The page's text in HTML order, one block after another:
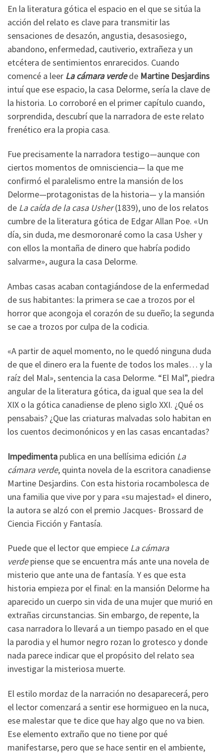
En la literatura gótica el espacio en el que se sitúa la
acción del relato es clave para transmitir las
sensaciones de desazón, angustia, desasosiego,
abandono, enfermedad, cautiverio, extrañeza y un
etcétera de sentimientos enrarecidos. Cuando
comencé a leer La cámara verdede Martine Desjardins
intuí que ese espacio, la casa Delorme, sería la clave de
la historia. Lo corroboré en el primer capítulo cuando,
sorprendida, descubrí que la narradora de este relato
frenético era la propia casa.
Fue precisamente la narradora testigo—aunque con
ciertos momentos de omnisciencia— la que me
confirmó el paralelismo entre la mansión de los
Delorme—protagonistas de la historia— y la mansión
de La caída de la casa Usher(1839), uno de los relatos
cumbre de la literatura gótica de Edgar Allan Poe. «Un
día, sin duda, me desmoronaré como la casa Usher y
con ellos la montaña de dinero que habría podido
salvarme», augura la casa Delorme.
Ambas casas acaban contagiándose de la enfermedad
de sus habitantes: la primera se cae a trozos por el
horror que acongoja el corazón de su dueño; la segunda
se cae a trozos por culpa de la codicia.
«A partir de aquel momento, no le quedó ninguna duda
de que el dinero era la fuente de todos los males… y la
raíz del Mal», sentencia la casa Delorme. “El Mal”, piedra
angular de la literatura gótica, da igual que sea la del
XIX o la gótica canadiense de pleno siglo XXI. ¿Qué os
pensabais? ¿Que las criaturas malvadas solo habitan en
los cuentos decimonónicos y en las casas encantadas?
Impedimenta publica en una bellísima edición La
cámara verde, quinta novela de la escritora canadiense
Martine Desjardins. Con esta historia rocambolesca de
una familia que vive por y para «su majestad» el dinero,
la autora se alzó con el premio Jacques- Brossard de
Ciencia Ficción y Fantasía.
Puede que el lector que empiece La cámara
verdepiense que se encuentra más ante una novela de
misterio que ante una de fantasía. Y es que esta
historia empieza por el final: en la mansión Delorme ha
aparecido un cuerpo sin vida de una mujer que murió en
extrañas circunstancias. Sin embargo, de repente, la
casa narradora lo llevará a un tiempo pasado en el que
la parodia y el humor negro rozan lo grotesco y donde
nada parece indicar que el propósito del relato sea
investigar la misteriosa muerte.
El estilo mordaz de la narración no desaparecerá, pero
el lector comenzará a sentir ese hormigueo en la nuca,
ese malestar que te dice que hay algo que no va bien.
Ese elemento extraño que no tiene por qué
manifestarse, pero que se hace sentir en el ambiente,